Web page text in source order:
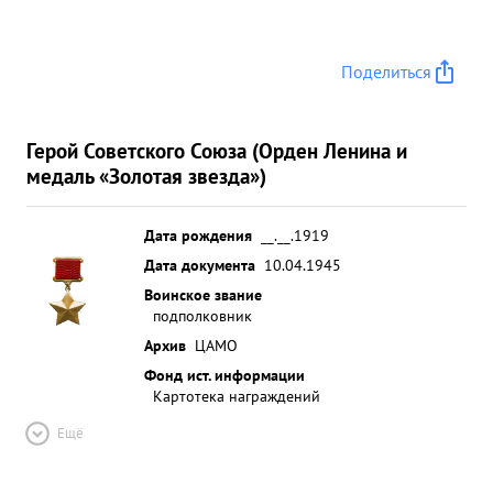
Поделиться
Герой Советского Союза (Орден Ленина и
медаль «Золотая звезда»)
Дата рождения
__.__.1919
Дата документа 10.04.1945
Воинское звание
подполковник
Архив ЦАМО
Фонд ист. информации
Картотека награждений
Ещё